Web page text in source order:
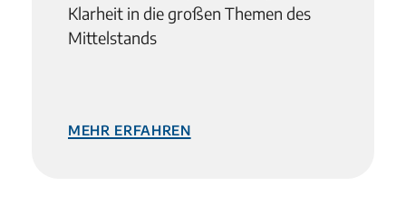
Klarheit in die großen Themen des
Mittelstands
mehr erfahren